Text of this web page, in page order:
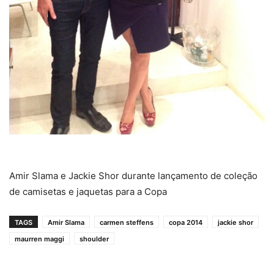
Amir Slama e Jackie Shor durante lançamento de coleção
de camisetas e jaquetas para a Copa
TAGS Amir Slama carmen steffens copa 2014
jackie shor
maurren maggi
shoulder